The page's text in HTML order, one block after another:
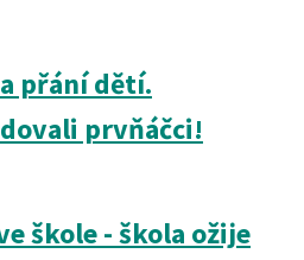
přání dětí.
prvňáčci!
škole - škola ožije